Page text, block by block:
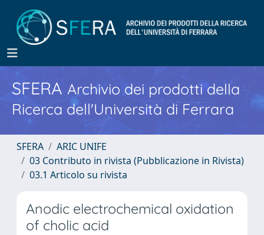
SFERA Archivio dei prodotti della
Ricerca dell'Università di Ferrara
SFERA
ARIC UNIFE
03 Contributo in rivista (Pubblicazione in Rivista)
03.1 Articolo su rivista
Anodic electrochemical oxidation
of cholic acid